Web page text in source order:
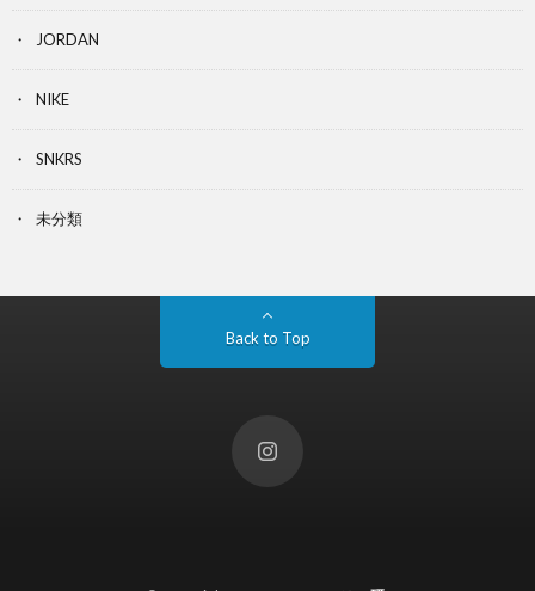
JORDAN
NIKE
SNKRS
未分類
Back to Top